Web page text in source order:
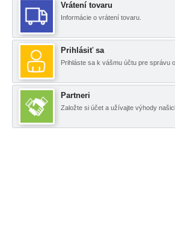
Vrátení tovaru
Informácie o vrátení tovaru.
Prihlásiť sa
Prihláste sa k vášmu účtu pre správu
Partneri
Založte si účet a užívajte výhody